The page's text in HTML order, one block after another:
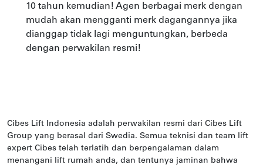
10 tahun kemudian! Agen berbagai merk dengan
mudah akan mengganti merk dagangannya jika
dianggap tidak lagi menguntungkan, berbeda
dengan perwakilan resmi!
Cibes Lift Indonesia adalah perwakilan resmi dari Cibes Lift
Group yang berasal dari Swedia. Semua teknisi dan team lift
expert Cibes telah terlatih dan berpengalaman dalam
menangani lift rumah anda, dan tentunya jaminan bahwa